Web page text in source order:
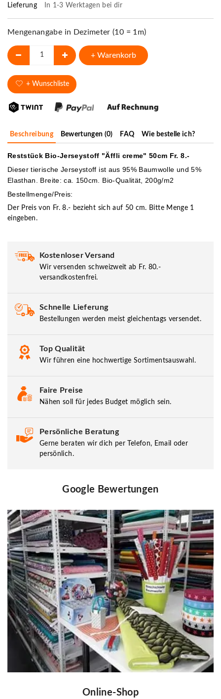
Lieferung In 1-3 Werktagen bei dir
Mengenangabe in Dezimeter (10 = 1m)
+ Warenkorb
+ Wunschliste
Beschreibung Bewertungen (0) FAQ Wie bestelle ich?
Reststück Bio-Jerseystoff "Äffli creme" 50cm Fr. 8.-
Dieser tierische Jerseystoff ist aus 95% Baumwolle und 5%
Elasthan. Breite: ca. 150cm. Bio-Qualität, 200g/m2
Bestellmenge/Preis:
Der Preis von Fr. 8.- bezieht sich auf 50 cm. Bitte Menge 1
eingeben.
Kostenloser Versand
Wir versenden schweizweit ab Fr. 80.-
versandkostenfrei.
Schnelle Lieferung
Bestellungen werden meist gleichentags versendet.
Top Qualität
Wir führen eine hochwertige Sortimentsauswahl.
Faire Preise
Nähen soll für jedes Budget möglich sein.
Persönliche Beratung
Gerne beraten wir dich per Telefon, Email oder
persönlich.
Google Bewertungen
Online-Shop